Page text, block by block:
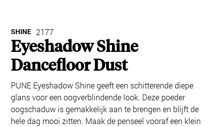
SHINE 2177
Eyeshadow Shine
Dancefloor Dust
PUNE Eyeshadow Shine geeft een schitterende diepe
glans voor een oogverblindende look. Deze poeder
oogschaduw is gemakkelijk aan te brengen en blijft de
hele dag mooi zitten. Maak de penseel vooraf een klein